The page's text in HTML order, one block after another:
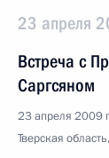
23 апреля
Встреча с
Саргсяном
23 апреля 2009
Тверская